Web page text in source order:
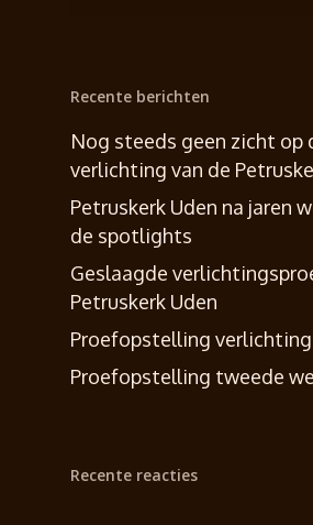
Recente berichten
Nog steeds geen zicht op
verlichting van de
Petruskerk Uden na jaren
de spotlights
Geslaagde
Petruskerk Uden
Proefopstelling
Proefopstelling tweede
Recente reacties